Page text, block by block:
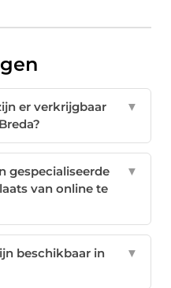
er verkrijgbaar
▼
gespecialiseerde
van online te
▼
beschikbaar in
▼